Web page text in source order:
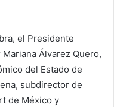
el Presidente
Álvarez Quero,
del Estado de
subdirector de
de México y